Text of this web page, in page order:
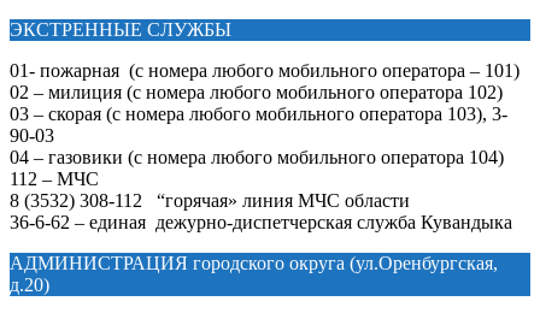
ЭКСТРЕННЫЕ СЛУЖБЫ
01- пожарная (с номера любого мобильного оператора – 101)
02 – милиция (с номера любого мобильного оператора 102)
03 – скорая (с номера любого мобильного оператора 103), 3-
90-03
04 – газовики (с номера любого мобильного оператора 104)
112 – МЧС
8 (3532) 308-112 “горячая» линия МЧС области
36-6-62 – единая дежурно-диспетчерская служба Кувандыка
АДМИНИСТРАЦИЯ городского округа (ул.Оренбургская,
д.20)